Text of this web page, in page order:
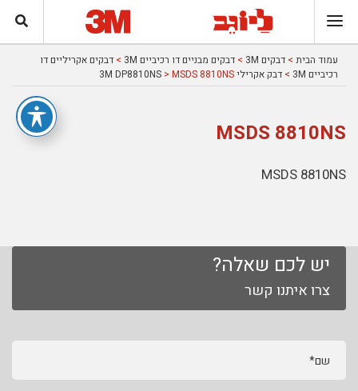
עמוד הבית > דבקים 3M > דבקים מבניים דו רכיביים 3M > דבקים אקריליים דו
רכיביים 3M
> דבק אקרילי 3M DP8810NS> MSDS 8810NS
MSDS 8810NS
MSDS 8810NS
יש לכם שאלה?
צרו איתנו קשר
שם*